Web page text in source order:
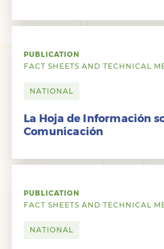
PUBLICATION
FACT SHEETS AND TECHNICAL
NATIONAL
La Hoja de Información
Comunicación
PUBLICATION
FACT SHEETS AND TECHNICAL
NATIONAL